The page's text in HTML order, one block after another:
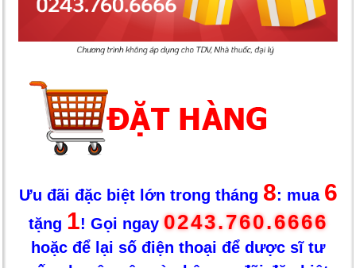
Ưu đãi đặc biệt lớn trong tháng 8: mua 6
tặng 1! Gọi ngay 0243.760.6666
hoặc để lại số điện thoại để dược sĩ tư